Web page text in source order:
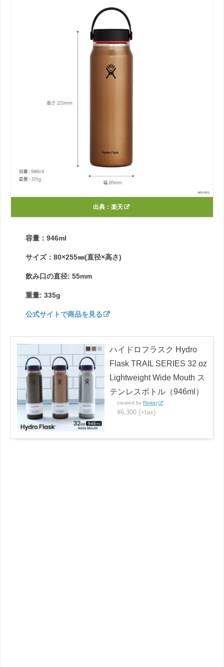
出典： 楽天
容量：946ml
サイズ：80×255㎜(直径×高さ)
飲み口の直径: 55mm
重量: 335g
公式サイトで商品を見る
ハイドロフラスク Hydro
Flask TRAIL SERIES 32 oz
Lightweight Wide Mouth ス
テンレスボトル（946ml）
created by Rinker
¥6,300 (+tax)